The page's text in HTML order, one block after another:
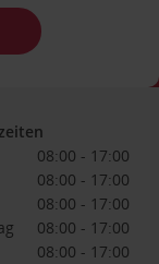
08:00 - 17:00
08:00 - 17:00
08:00 - 17:00
08:00 - 17:00
08:00 - 17:00